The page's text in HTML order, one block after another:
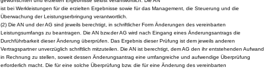
ist bei Werkleistungen für die erzielten Ergebnisse sowie für das Management, die Steuerung und die
Überwachung der Leistungserbringung verantwortlich.
(2) Die AN und der AG sind jeweils berechtigt, in schriftlicher Form Änderungen des vereinbarten
Leistungsumfangs zu beantragen. Die AN bzw.der AG wird nach Eingang eines Änderungsantrags die
Durchführbarkeit dieser Änderung überprüfen. Das Ergebnis dieser Prüfung ist dem jeweils anderen
Vertragspartner unverzüglich schriftlich mitzuteilen. Die AN ist berechtigt, dem AG den ihr entstehenden Aufwand
in Rechnung zu stellen, soweit dessen Änderungsantrag eine umfangreiche und aufwendige Überprüfung
erforderlich macht. Die für eine solche Überprüfung bzw. die für eine Änderung des vereinbarten